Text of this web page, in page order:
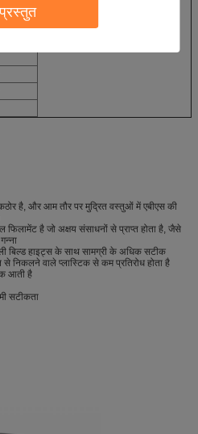
प्रस्तुत
है, और आम तौर पर मुद्रित वस्तुओं में एबीएस की
फिलामेंट है जो अक्षय संसाधनों से प्राप्त होता है, जैसे
बिल्ड हाइट्स के साथ सामग्री के अधिक सटीक
निकलने वाले प्लास्टिक से कम प्रतिरोध होता है
आती है
सटीकता